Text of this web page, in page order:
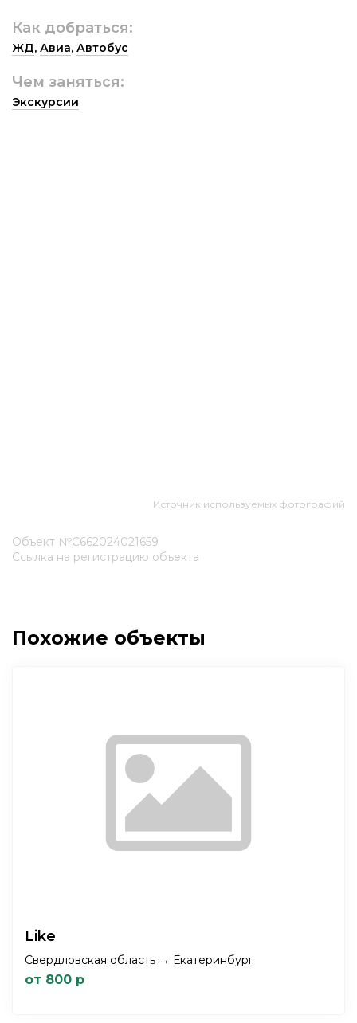
Как добраться:
ЖД, Авиа, Автобус
Чем заняться:
Экскурсии
Источник используемых фотографий
Объект №С662024021659
Ссылка на регистрацию объекта
Похожие объекты
Like
Свердловская область → Екатеринбург
от 800 р